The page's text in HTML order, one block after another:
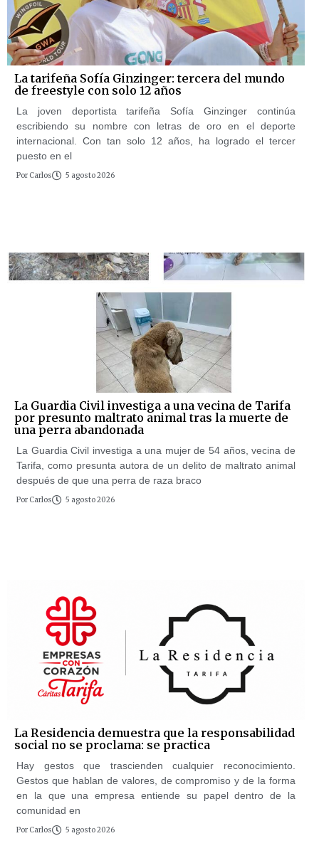
La tarifeña Sofía Ginzinger: tercera del mundo
de freestyle con solo 12 años
La joven deportista tarifeña Sofía Ginzinger continúa
escribiendo su nombre con letras de oro en el deporte
internacional. Con tan solo 12 años, ha logrado el tercer
puesto en el
Por Carlos 5 agosto 2026
La Guardia Civil investiga a una vecina de Tarifa
por presunto maltrato animal tras la muerte de
una perra abandonada
La Guardia Civil investiga a una mujer de 54 años, vecina de
Tarifa, como presunta autora de un delito de maltrato animal
después de que una perra de raza braco
Por Carlos 5 agosto 2026
La Residencia demuestra que la responsabilidad
social no se proclama: se practica
Hay gestos que trascienden cualquier reconocimiento.
Gestos que hablan de valores, de compromiso y de la forma
en la que una empresa entiende su papel dentro de la
comunidad en
Por Carlos 5 agosto 2026